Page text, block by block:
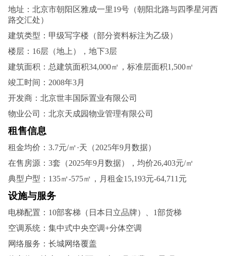
地址‌：北京市朝阳区雅成一里19号（朝阳北路与四季星河西
路交汇处）‌
建筑类型‌：甲级写字楼（部分资料标注为乙级）‌
楼层‌：16层（地上），地下3层‌
建筑面积‌：总建筑面积34,000㎡，标准层面积1,500㎡‌
竣工时间‌：2008年3月‌
开发商‌：北京世丰国际置业有限公司‌
物业公司‌：北京天成园物业管理有限公司‌
租售信息‌
租金均价‌：3.7元/㎡·天（2025年9月数据）‌
在售房源‌：3套（2025年9月数据），均价26,403元/㎡‌
典型户型‌：135㎡-575㎡，月租金15,193元-64,711元‌
设施与服务‌
电梯配置‌：10部客梯（日本日立品牌）、1部货梯‌
空调系统‌：集中式中央空调+分体空调‌
网络服务‌：长城网络覆盖‌